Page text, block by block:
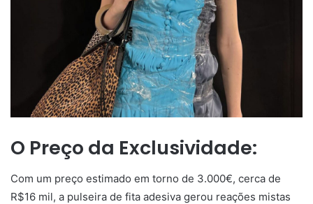
O Preço da Exclusividade:
Com um preço estimado em torno de 3.000€, cerca de
R$16 mil, a pulseira de fita adesiva gerou reações mistas